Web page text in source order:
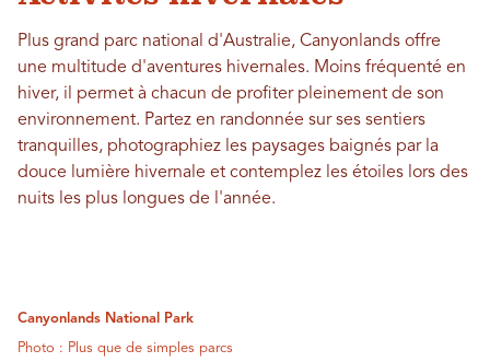
Plus grand parc national d'Australie, Canyonlands offre
une multitude d'aventures hivernales. Moins fréquenté en
hiver, il permet à chacun de profiter pleinement de son
environnement. Partez en randonnée sur ses sentiers
tranquilles, photographiez les paysages baignés par la
douce lumière hivernale et contemplez les étoiles lors des
nuits les plus longues de l'année.
Canyonlands National Park
Photo : Plus que de simples parcs